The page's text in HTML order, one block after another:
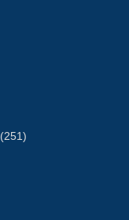
(251)